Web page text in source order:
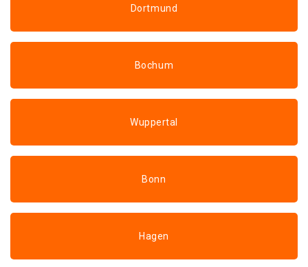
Dortmund
Bochum
Wuppertal
Bonn
Hagen